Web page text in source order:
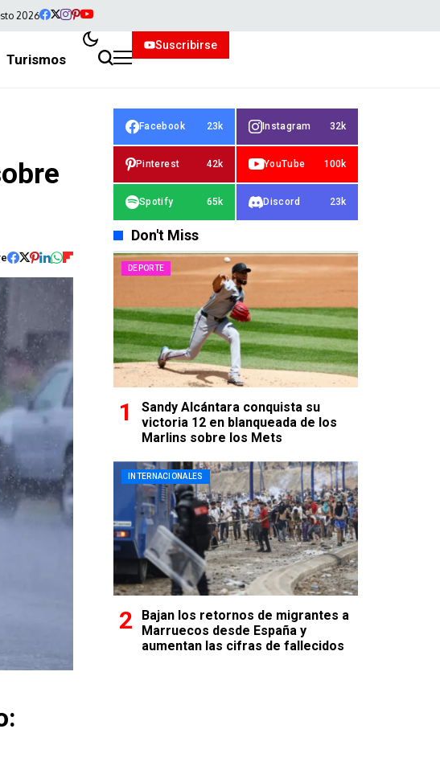
2026
Turismos
Suscribirse
Facebook 23k Instagram 32k
Pinterest 42k YouTube 100k
Spotify 65k Discord 23k
Don't Miss
DEPORTE
Sandy Alcántara conquista su
victoria 12 en blanqueada de los
Marlins sobre los Mets
INTERNACIONALES
Bajan los retornos de migrantes a
Marruecos desde España y
aumentan las cifras de fallecidos